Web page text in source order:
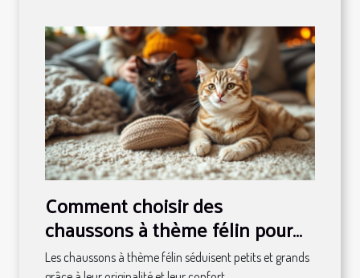
Comment choisir des
chaussons à thème félin pour
toute la famille ?
Les chaussons à thème félin séduisent petits et grands